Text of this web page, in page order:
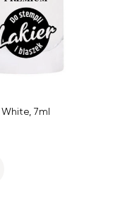
7ml